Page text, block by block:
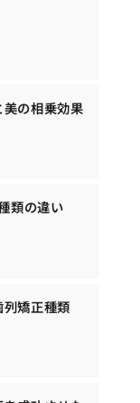
の相乗効果
類の違い
矯正種類